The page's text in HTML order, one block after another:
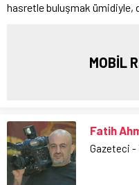
hasretle buluşmak ümidiyle,
MOBİL
Fatih
Gazeteci -